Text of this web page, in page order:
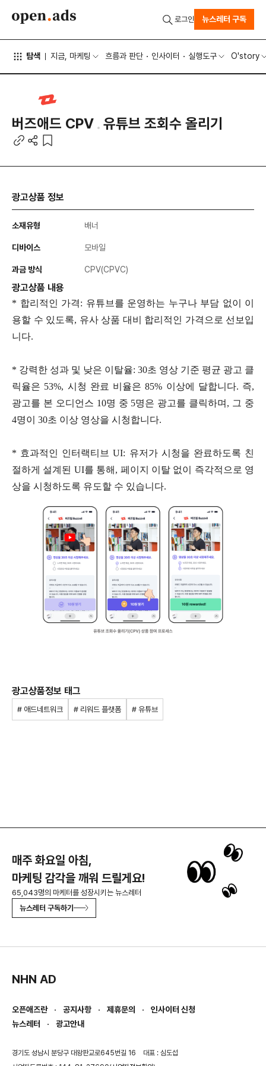
탐색 지금, 마케팅 흐름과 판단 인사이터 실행도구 O'story
로그인 뉴스레터 구독
버즈애드 CPV 유튜브 조회수 올리기
광고상품 정보
소재유형 배너
디바이스 모바일
과금 방식 CPV(CPVC)
광고상품 내용
* 합리적인 가격: 유튜브를 운영하는 누구나 부담 없이 이
용할 수 있도록, 유사 상품 대비 합리적인 가격으로 선보입
니다.
* 강력한 성과 및 낮은 이탈율: 30초 영상 기준 평균 광고 클
릭율은 53%, 시청 완료 비율은 85% 이상에 달합니다. 즉,
광고를 본 오디언스 10명 중 5명은 광고를 클릭하며, 그 중
4명이 30초 이상 영상을 시청합니다.
* 효과적인 인터랙티브 UI: 유저가 시청을 완료하도록 친
절하게 설계된 UI를 통해, 페이지 이탈 없이 즉각적으로 영
상을 시청하도록 유도할 수 있습니다.
광고상품정보 태그
# 애드네트워크 # 리워드 플랫폼 # 유튜브
매주 화요일 아침,
마케팅 감각을 깨워 드릴게요!
65,043명의 마케터를 성장시키는 뉴스레터
뉴스레터 구독하기
NHN AD
오픈애즈란 공지사항 제휴문의
인사이터 신청
뉴스레터
광고안내
경기도 성남시 분당구 대왕판교로645번길 16
대표 : 심도섭